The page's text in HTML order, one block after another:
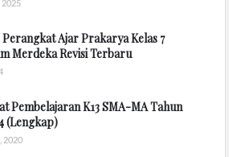
2025
Ajar Prakarya Kelas 7
Merdeka Revisi Terbaru
Pembelajaran K13 SMA-MA Tahun
(Lengkap)
2020